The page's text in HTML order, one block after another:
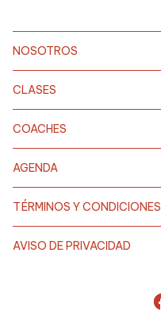
NOSOTROS
CLASES
COACHES
AGENDA
TÉRMINOS Y CONDICIONES
AVISO DE PRIVACIDAD